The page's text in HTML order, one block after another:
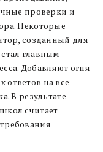
проверки и
Некоторые
созданный для
главным
Добавляют огня
на все
В результате
считает